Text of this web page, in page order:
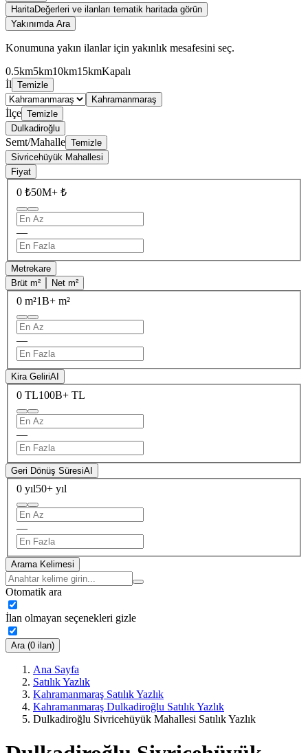
HaritaDeğerleri ve ilanları tematik haritada görün
Yakınımda Ara
Konumuna yakın ilanlar için yakınlık mesafesini seç.
0.5km5km10km15kmKapalı
İl Temizle
Kahramanmaraş
İlçe Temizle
Dulkadiroğlu
Semt/Mahalle Temizle
Sivricehüyük Mahallesi
Fiyat
0 ₺50M+ ₺
—
Metrekare
Brüt m²
Net m²
0 m²1B+ m²
—
Kira GeliriAI
0 TL100B+ TL
—
Geri Dönüş SüresiAI
0 yıl50+ yıl
—
Arama Kelimesi
Otomatik ara
İlan olmayan seçenekleri gizle
Ara (0 ilan)
Ana Sayfa
Satılık Yazlık
Kahramanmaraş Satılık Yazlık
Kahramanmaraş Dulkadiroğlu Satılık Yazlık
Dulkadiroğlu Sivricehüyük Mahallesi Satılık Yazlık